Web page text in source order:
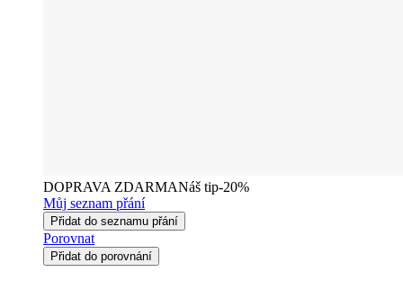
DOPRAVA ZDARMANáš tip-20%
Můj seznam přání
Přidat do seznamu přání
Porovnat
Přidat do porovnání